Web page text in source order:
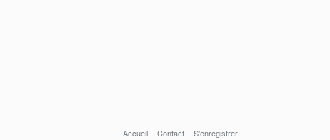
Accueil Contact S'enregistrer